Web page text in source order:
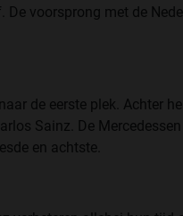
voorsprong met de
de eerste plek. Achter
Sainz. De
en achtste.